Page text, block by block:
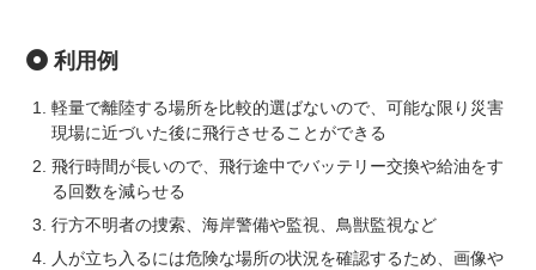
利用例
軽量で離陸する場所を比較的選ばないので、可能な限り災害
現場に近づいた後に飛行させることができる
飛行時間が長いので、飛行途中でバッテリー交換や給油をす
る回数を減らせる
行方不明者の捜索、海岸警備や監視、鳥獣監視など
人が立ち入るには危険な場所の状況を確認するため、画像や